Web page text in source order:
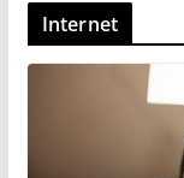
Internet